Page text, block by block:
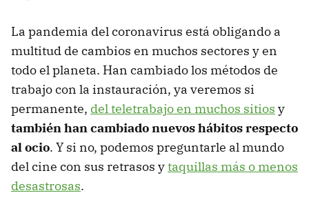
La pandemia del coronavirus está obligando a
multitud de cambios en muchos sectores y en
todo el planeta. Han cambiado los métodos de
trabajo con la instauración, ya veremos si
permanente, del teletrabajo en muchos sitios y
también han cambiado nuevos hábitos respecto
al ocio. Y si no, podemos preguntarle al mundo
del cine con sus retrasos ytaquillas más o menos
desastrosas.